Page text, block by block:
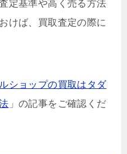
定基準や高く売る方法
けば、買取査定の際に
ショップの買取はタダ
」の記事をご確認くだ